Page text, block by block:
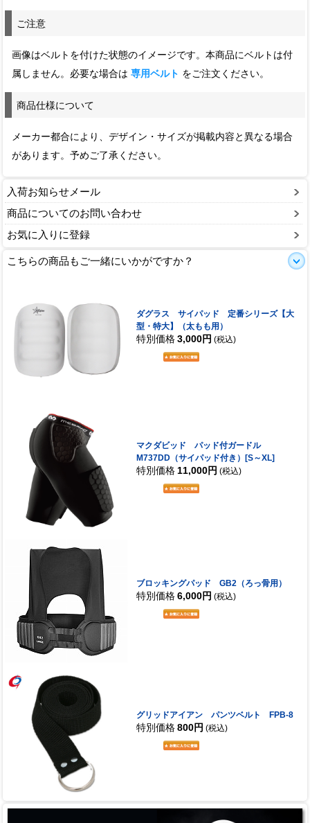
ご注意
画像はベルトを付けた状態のイメージです。本商品にベルトは付
属しません。必要な場合は専用ベルト をご注文ください。
商品仕様について
メーカー都合により、デザイン・サイズが掲載内容と異なる場合
があります。予めご了承ください。
入荷お知らせメール
商品についてのお問い合わせ
お気に入りに登録
こちらの商品もご一緒にいかがですか？
ダグラス サイパッド 定番シリーズ【大
型・特大】（太もも用）
特別価格 3,000円 (税込)
マクダビッド パッド付ガードル
M737DD（サイパッド付き）[S～XL]
特別価格 11,000円 (税込)
ブロッキングパッド GB2（ろっ骨用）
特別価格 6,000円 (税込)
グリッドアイアン パンツベルト FPB-8
特別価格 800円 (税込)